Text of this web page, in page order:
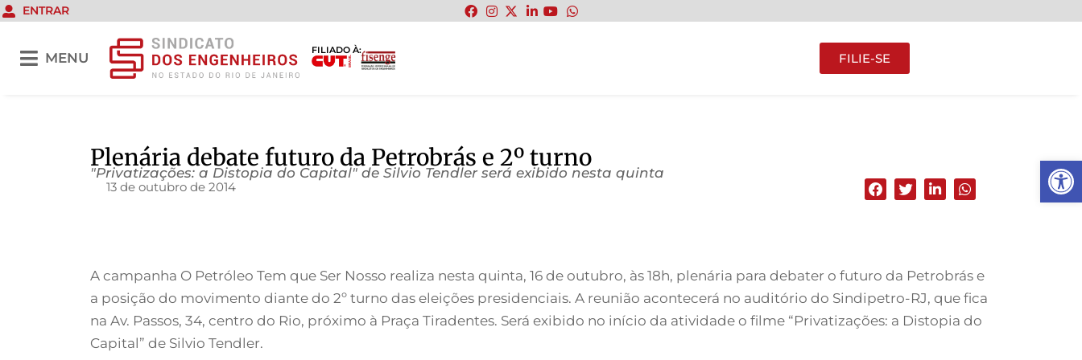
Abrir
ENTRAR
MENU
FILIADO À:
FILIE-SE
Plenária debate futuro da Petrobrás e 2º turno
"Privatizações: a Distopia do Capital" de Silvio Tendler será exibido nesta quinta
13 de outubro de 2014
A campanha O Petróleo Tem que Ser Nosso realiza nesta quinta, 16 de outubro, às 18h, plenária para debater o futuro da Petrobrás e
a posição do movimento diante do 2º turno das eleições presidenciais. A reunião acontecerá no auditório do Sindipetro-RJ, que fica
na Av. Passos, 34, centro do Rio, próximo à Praça Tiradentes. Será exibido no início da atividade o filme “Privatizações: a Distopia do
Capital” de Silvio Tendler.